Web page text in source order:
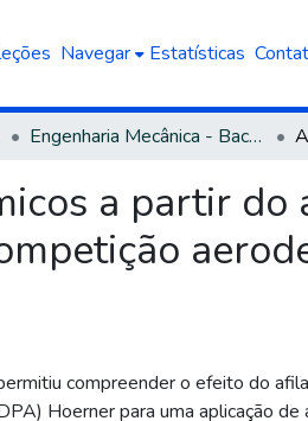
Navegar Estatísticas
Engenharia Mecânica - Bacharelado
a partir
compreender o efeito do
Hoerner para uma aplicação de